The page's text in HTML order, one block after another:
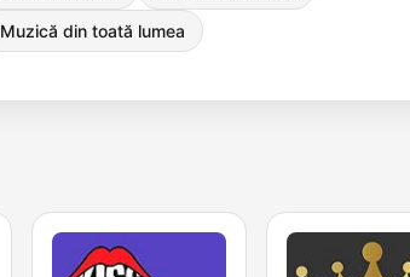
Muzică din toată lumea